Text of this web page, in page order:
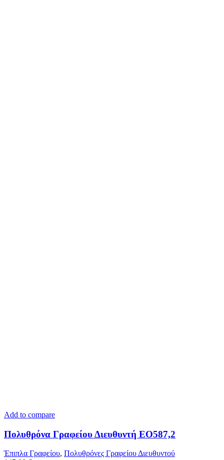
Add to compare
Πολυθρόνα Γραφείου Διευθυντή ΕΟ587,2
Έπιπλα Γραφείου, Πολυθρόνες Γραφείου Διευθυντού